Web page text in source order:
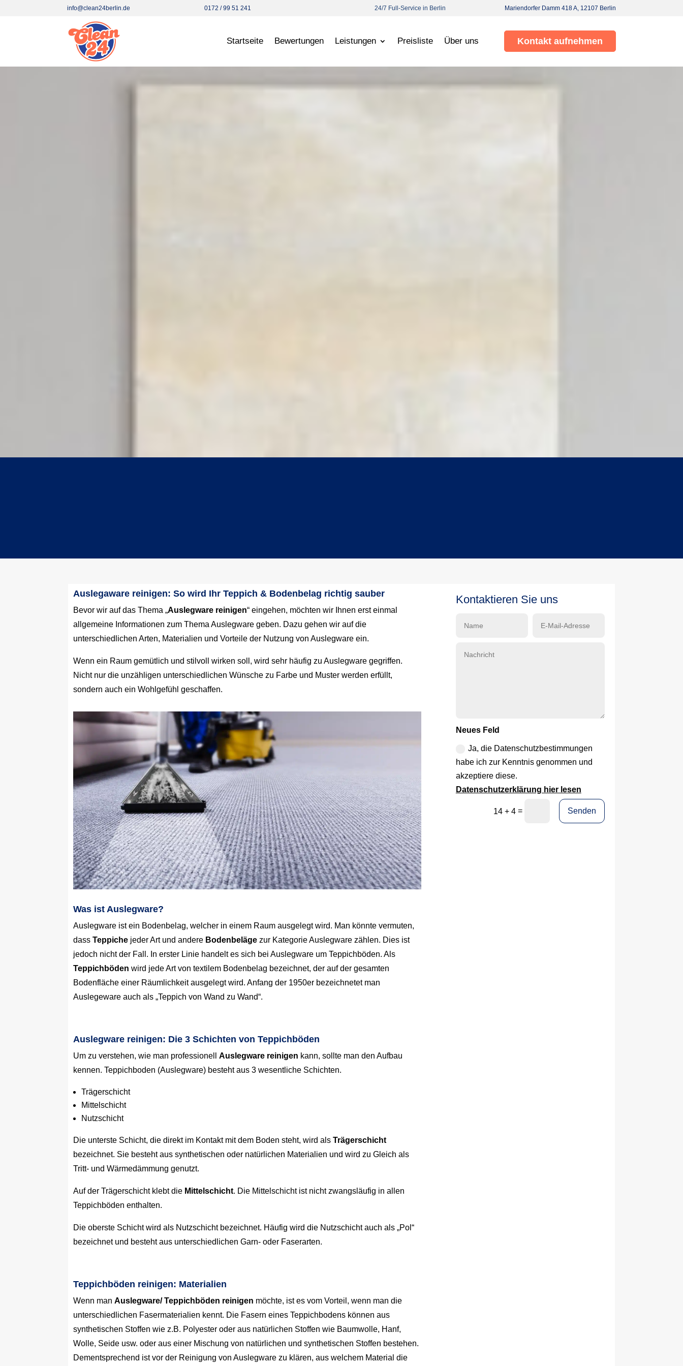
info@clean24berlin.de 0172 / 99 51 241 24/7 Full-Service in Berlin Mariendorfer Damm 418 A, 12107 Berlin
Startseite Bewertungen Leistungen Preisliste Über uns Kontakt aufnehmen
Auslegaware reinigen: So wird Ihr Teppich & Bodenbelag richtig sauber
Bevor wir auf das Thema „Auslegware reinigen“ eingehen, möchten wir Ihnen erst einmal
allgemeine Informationen zum Thema Auslegware geben. Dazu gehen wir auf die
unterschiedlichen Arten, Materialien und Vorteile der Nutzung von Auslegware ein.
Wenn ein Raum gemütlich und stilvoll wirken soll, wird sehr häufig zu Auslegware gegriffen.
Nicht nur die unzähligen unterschiedlichen Wünsche zu Farbe und Muster werden erfüllt,
sondern auch ein Wohlgefühl geschaffen.
Was ist Auslegware?
Auslegware ist ein Bodenbelag, welcher in einem Raum ausgelegt wird. Man könnte vermuten,
dassTeppiche jeder Art und andere Bodenbeläge zur Kategorie Auslegware zählen. Dies ist
jedoch nicht der Fall. In erster Linie handelt es sich bei Auslegware um Teppichböden. Als
Teppichböden wird jede Art von textilem Bodenbelag bezeichnet, der auf der gesamten
Bodenfläche einer Räumlichkeit ausgelegt wird. Anfang der 1950er bezeichnetet man
Auslegeware auch als „Teppich von Wand zu Wand“.
Auslegware reinigen: Die 3 Schichten von Teppichböden
Um zu verstehen, wie man professionellAuslegware reinigen kann, sollte man den Aufbau
kennen. Teppichboden (Auslegware) besteht aus 3 wesentliche Schichten.
Trägerschicht
Mittelschicht
Nutzschicht
Die unterste Schicht, die direkt im Kontakt mit dem Boden steht, wird alsTrägerschicht
bezeichnet. Sie besteht aus synthetischen oder natürlichen Materialien und wird zu Gleich als
Tritt- und Wärmedämmung genutzt.
Auf der Trägerschicht klebt die Mittelschicht. Die Mittelschicht ist nicht zwangsläufig in allen
Teppichböden enthalten.
Die oberste Schicht wird als Nutzschicht bezeichnet. Häufig wird die Nutzschicht auch als „Pol“
bezeichnet und besteht aus unterschiedlichen Garn- oder Faserarten.
Teppichböden reinigen: Materialien
Wenn manAuslegware/ Teppichböden reinigen möchte, ist es vom Vorteil, wenn man die
unterschiedlichen Fasermaterialien kennt. Die Fasern eines Teppichbodens können aus
synthetischen Stoffen wie z.B. Polyester oder aus natürlichen Stoffen wie Baumwolle, Hanf,
Wolle, Seide usw. oder aus einer Mischung von natürlichen und synthetischen Stoffen bestehen.
Dementsprechend ist vor der Reinigung von Auslegware zu klären, aus welchem Material die
Kontaktieren Sie uns
Neues Feld
Ja, die Datenschutzbestimmungen
habe ich zur Kenntnis genommen und
akzeptiere diese.
Datenschutzerklärung hier lesen
14 + 4= Senden